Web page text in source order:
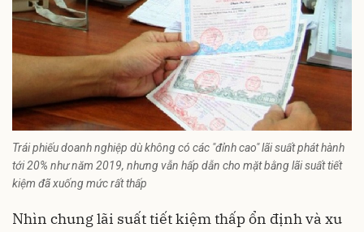
Trái phiếu doanh nghiệp dù không có các "đỉnh cao" lãi suất phát hành
tới 20% như năm 2019, nhưng vẫn hấp dẫn cho mặt bằng lãi suất tiết
kiệm đã xuống mức rất thấp
Nhìn chung lãi suất tiết kiệm thấp ổn định và xu